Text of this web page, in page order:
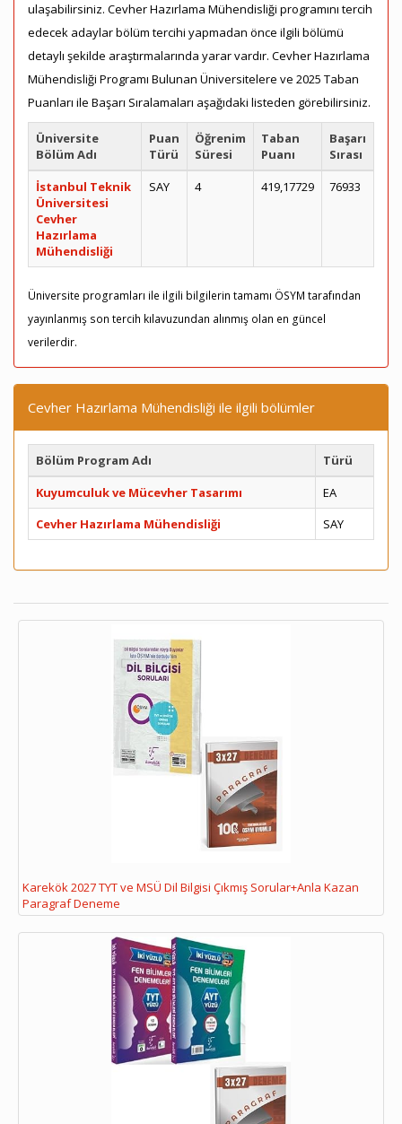
ulaşabilirsiniz. Cevher Hazırlama Mühendisliği programını tercih
edecek adaylar bölüm tercihi yapmadan önce ilgili bölümü
detaylı şekilde araştırmalarında yarar vardır. Cevher Hazırlama
Mühendisliği Programı Bulunan Üniversitelere ve 2025 Taban
Puanları ile Başarı Sıralamaları aşağıdaki listeden görebilirsiniz.
Üniversite
Bölüm Adı
Puan
Türü
Öğrenim
Süresi
Taban
Puanı
Başarı
Sırası
İstanbul Teknik
Üniversitesi
Cevher
Hazırlama
Mühendisliği
SAY 4 419,17729 76933
Üniversite programları ile ilgili bilgilerin tamamı ÖSYM tarafından
yayınlanmış son tercih kılavuzundan alınmış olan en güncel
verilerdir.
Cevher Hazırlama Mühendisliği ile ilgili bölümler
Bölüm Program Adı
Türü
Kuyumculuk ve Mücevher Tasarımı
EA
Cevher Hazırlama Mühendisliği
SAY
Karekök 2027 TYT ve MSÜ Dil Bilgisi Çıkmış Sorular+Anla Kazan
Paragraf Deneme